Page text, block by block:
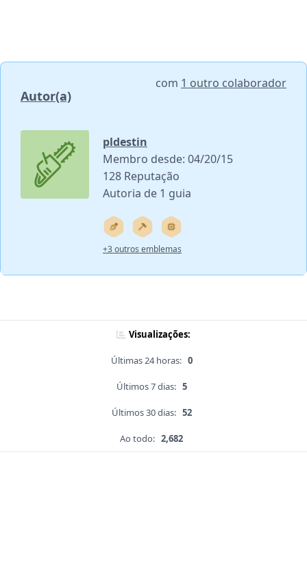
Autor(a)
com 1 outro colaborador
pldestin
Membro desde: 04/20/15
128 Reputação
Autoria de 1 guia
+3 outros emblemas
Visualizações:
Últimas 24 horas: 0
Últimos 7 dias: 5
Últimos 30 dias: 52
Ao todo: 2,682